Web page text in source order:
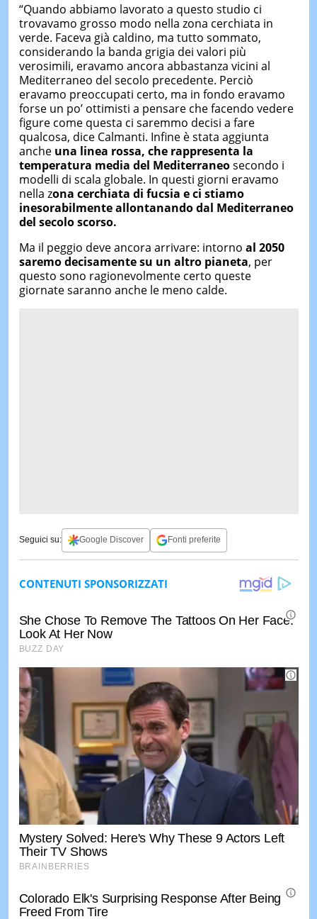
“Quando abbiamo lavorato a questo studio ci
trovavamo grosso modo nella zona cerchiata in
verde. Faceva già caldino, ma tutto sommato,
considerando la banda grigia dei valori più
verosimili, eravamo ancora abbastanza vicini al
Mediterraneo del secolo precedente. Perciò
eravamo preoccupati certo, ma in fondo eravamo
forse un po’ ottimisti a pensare che facendo vedere
figure come questa ci saremmo decisi a fare
qualcosa, dice Calmanti. Infine è stata aggiunta
anche una linea rossa, che rappresenta la
temperatura media del Mediterraneosecondo i
modelli di scala globale. In questi giorni eravamo
nella zona cerchiata di fucsia e ci stiamo
inesorabilmente allontanando dal Mediterraneo
del secolo scorso.
Ma il peggio deve ancora arrivare: intorno al 2050
saremo decisamente su un altro pianeta, per
questo sono ragionevolmente certo queste
giornate saranno anche le meno calde.
Seguici su: Google Discover Fonti preferite